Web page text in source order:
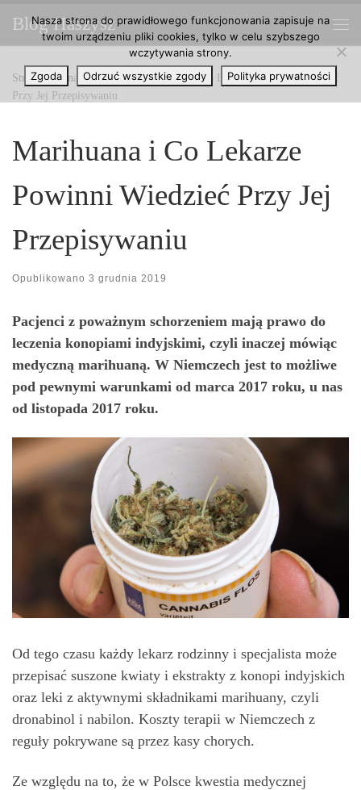
Przejdź do treści
Blog Haszysz
Strona główna »Artykuły » Marihuana i Co Lekarze Powinni Wiedzieć
Przy Jej Przepisywaniu
Marihuana i Co Lekarze
Powinni Wiedzieć Przy Jej
Przepisywaniu
Opublikowano 3 grudnia 2019
Pacjenci z poważnym schorzeniem mają prawo do
leczenia konopiami indyjskimi, czyli inaczej mówiąc
medyczną marihuaną. W Niemczech jest to możliwe
pod pewnymi warunkami od marca 2017 roku, u nas
od listopada 2017 roku.
Od tego czasu każdy lekarz rodzinny i specjalista może
przepisać suszone kwiaty i ekstrakty z konopi indyjskich
oraz leki z aktywnymi składnikami marihuany, czyli
dronabinol i nabilon. Koszty terapii w Niemczech z
reguły pokrywane są przez kasy chorych.
Ze względu na to, że w Polsce kwestia medycznej
Nasza strona do prawidłowego funkcjonowania zapisuje na
twoim urządzeniu pliki cookies, tylko w celu szybszego
wczytywania strony.
Zgoda
Odrzuć wszystkie zgody Polityka prywatności